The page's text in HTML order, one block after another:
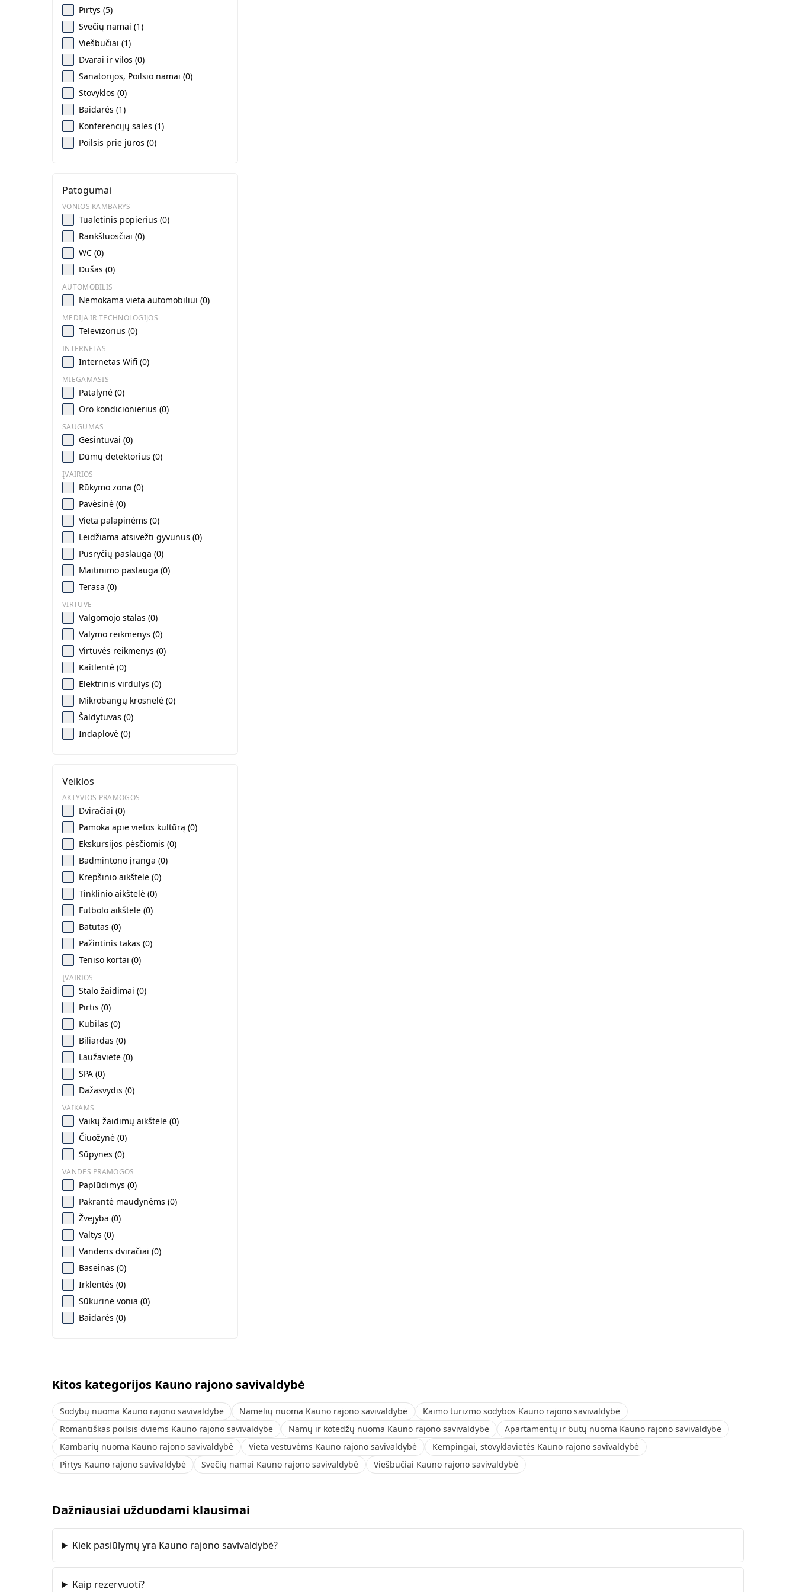
Pirtys (5)
Svečių namai (1)
Viešbučiai (1)
Dvarai ir vilos (0)
Sanatorijos, Poilsio namai (0)
Stovyklos (0)
Baidarės (1)
Konferencijų salės (1)
Poilsis prie jūros (0)
Patogumai
VONIOS KAMBARYS
Tualetinis popierius (0)
Rankšluosčiai (0)
WC (0)
Dušas (0)
AUTOMOBILIS
Nemokama vieta automobiliui (0)
MEDIJA IR TECHNOLOGIJOS
Televizorius (0)
INTERNETAS
Internetas Wifi (0)
MIEGAMASIS
Patalynė (0)
Oro kondicionierius (0)
SAUGUMAS
Gesintuvai (0)
Dūmų detektorius (0)
ĮVAIRIOS
Rūkymo zona (0)
Pavėsinė (0)
Vieta palapinėms (0)
Leidžiama atsivežti gyvunus (0)
Pusryčių paslauga (0)
Maitinimo paslauga (0)
Terasa (0)
VIRTUVĖ
Valgomojo stalas (0)
Valymo reikmenys (0)
Virtuvės reikmenys (0)
Kaitlentė (0)
Elektrinis virdulys (0)
Mikrobangų krosnelė (0)
Šaldytuvas (0)
Indaplovė (0)
Veiklos
AKTYVIOS PRAMOGOS
Dviračiai (0)
Pamoka apie vietos kultūrą (0)
Ekskursijos pėsčiomis (0)
Badmintono įranga (0)
Krepšinio aikštelė (0)
Tinklinio aikštelė (0)
Futbolo aikštelė (0)
Batutas (0)
Pažintinis takas (0)
Teniso kortai (0)
ĮVAIRIOS
Stalo žaidimai (0)
Pirtis (0)
Kubilas (0)
Biliardas (0)
Laužavietė (0)
SPA (0)
Dažasvydis (0)
VAIKAMS
Vaikų žaidimų aikštelė (0)
Čiuožynė (0)
Sūpynės (0)
VANDES PRAMOGOS
Paplūdimys (0)
Pakrantė maudynėms (0)
Žvejyba (0)
Valtys (0)
Vandens dviračiai (0)
Baseinas (0)
Irklentės (0)
Sūkurinė vonia (0)
Baidarės (0)
Kitos kategorijos Kauno rajono savivaldybė
Sodybų nuoma Kauno rajono savivaldybė Namelių nuoma Kauno rajono savivaldybė
Kaimo turizmo sodybos Kauno rajono savivaldybė
Romantiškas poilsis dviems Kauno rajono savivaldybė
Namų ir kotedžų nuoma Kauno rajono savivaldybė
Apartamentų ir butų nuoma Kauno rajono savivaldybė
Kambarių nuoma Kauno rajono savivaldybė
Vieta vestuvėms Kauno rajono savivaldybė
Kempingai, stovyklavietės Kauno rajono savivaldybė
Pirtys Kauno rajono savivaldybė
Svečių namai Kauno rajono savivaldybė Viešbučiai Kauno rajono savivaldybė
Dažniausiai užduodami klausimai
Kiek pasiūlymų yra Kauno rajono savivaldybė?
Kaip rezervuoti?